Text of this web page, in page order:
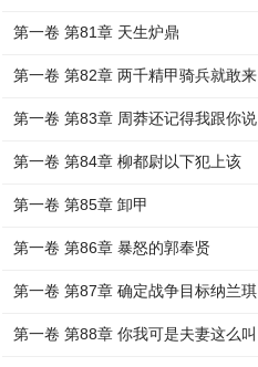
第一卷 第81章 天生炉鼎
第一卷 第82章 两千精甲骑兵就敢来
第一卷 第83章 周莽还记得我跟你说
第一卷 第84章 柳都尉以下犯上该
第一卷 第85章 卸甲
第一卷 第86章 暴怒的郭奉贤
第一卷 第87章 确定战争目标纳兰琪
第一卷 第88章 你我可是夫妻这么叫